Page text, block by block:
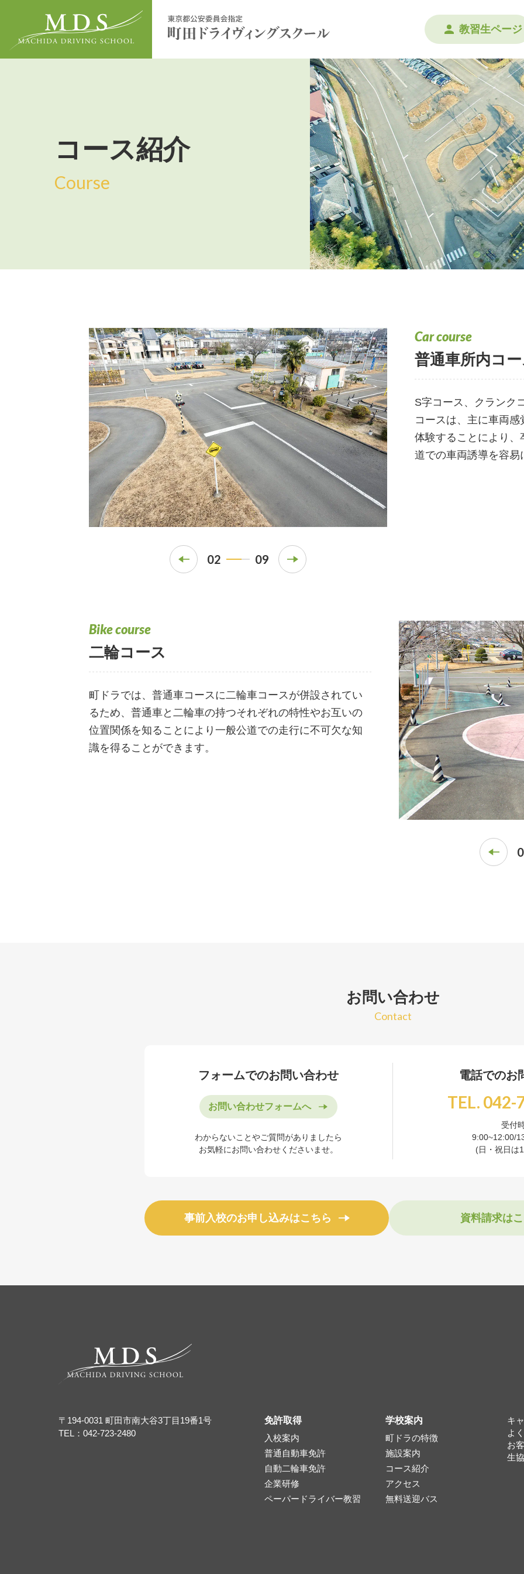
教習生ページ
コース紹介
Course
02 09
Car course
普通車所内コ
S字コース、クランク
コースは、主に車両
体験することにより
道での車両誘導を容
Bike course
二輪コース
町ドラでは、普通車コースに二輪車コースが併設されてい
るため、普通車と二輪車の持つそれぞれの特性やお互いの
位置関係を知ることにより一般公道での走行に不可欠な知
識を得ることができます。
お問い合わせ
Contact
フォームでのお問い合わせ
お問い合わせフォームへ
わからないことやご質問がありましたら
お気軽にお問い合わせくださいませ。
電話でのお
TEL.
受付
9:00~12:00/
(日・祝日は
事前入校のお申し込みはこちら 資料請求は
〒194-0031 町田市南大谷3丁目19番1号
TEL： 042-723-2480
免許取得
入校案内
普通自動車免許
自動二輪車免許
企業研修
ペーパードライバー教習
学校案内
町ドラの特徴
施設案内
コース紹介
アクセス
無料送迎バス
キ
よ
お
生